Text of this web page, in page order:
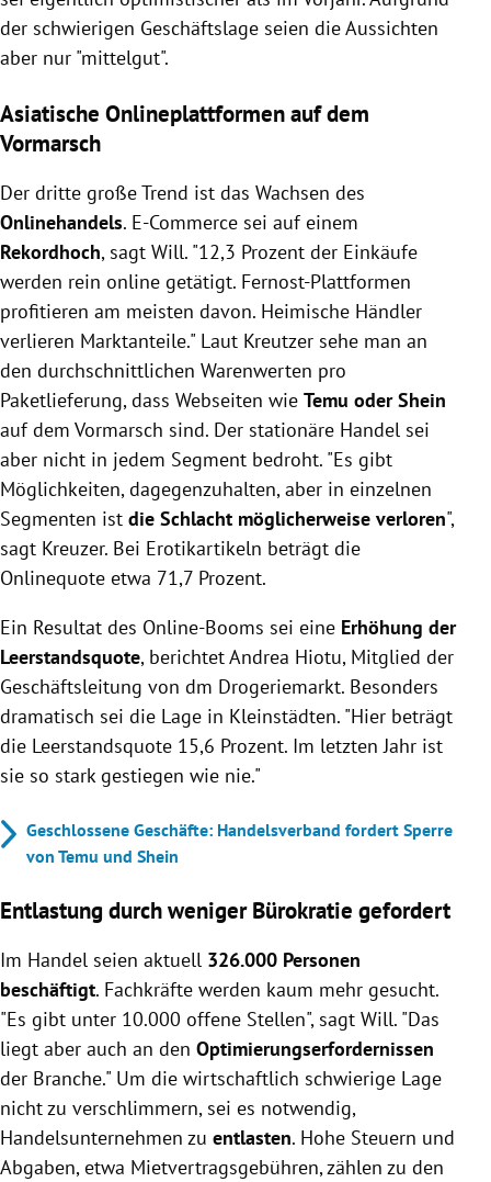
der schwierigen Geschäftslage seien die Aussichten
aber nur "mittelgut".
Asiatische Onlineplattformen auf dem
Vormarsch
Der dritte große Trend ist das Wachsen des
Onlinehandels. E-Commerce sei auf einem
Rekordhoch, sagt Will. "12,3 Prozent der Einkäufe
werden rein online getätigt. Fernost-Plattformen
profitieren am meisten davon. Heimische Händler
verlieren Marktanteile." Laut Kreutzer sehe man an
den durchschnittlichen Warenwerten pro
Paketlieferung, dass Webseiten wie Temu oder Shein
auf dem Vormarsch sind. Der stationäre Handel sei
aber nicht in jedem Segment bedroht. "Es gibt
Möglichkeiten, dagegenzuhalten, aber in einzelnen
Segmenten ist die Schlacht möglicherweise verloren",
sagt Kreuzer. Bei Erotikartikeln beträgt die
Onlinequote etwa 71,7 Prozent.
Ein Resultat des Online-Booms sei eine Erhöhung der
Leerstandsquote, berichtet Andrea Hiotu, Mitglied der
Geschäftsleitung von dm Drogeriemarkt. Besonders
dramatisch sei die Lage in Kleinstädten. "Hier beträgt
die Leerstandsquote 15,6 Prozent. Im letzten Jahr ist
sie so stark gestiegen wie nie."
Geschlossene Geschäfte: Handelsverband fordert Sperre
von Temu und Shein
Entlastung durch weniger Bürokratie gefordert
Im Handel seien aktuell 326.000 Personen
beschäftigt. Fachkräfte werden kaum mehr gesucht.
"Es gibt unter 10.000 offene Stellen", sagt Will. "Das
liegt aber auch an den Optimierungserfordernissen
der Branche." Um die wirtschaftlich schwierige Lage
nicht zu verschlimmern, sei es notwendig,
Handelsunternehmen zu entlasten. Hohe Steuern und
Abgaben, etwa Mietvertragsgebühren, zählen zu den